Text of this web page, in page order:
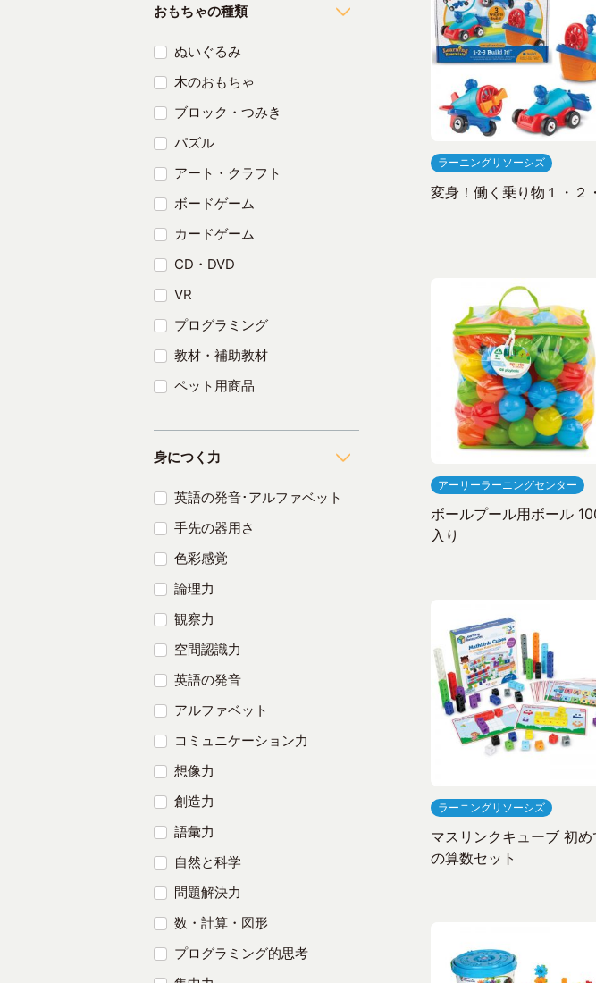
ラーニングリソーシズ
変身！働く乗り物１・２
アーリーラーニングセンター
ボールプール用ボール
入り
ラーニングリソーシズ
マスリンクキューブ 初め
の算数セット
おもちゃの種類
ぬいぐるみ
木のおもちゃ
ブロック・つみき
パズル
アート・クラフト
ボードゲーム
カードゲーム
CD・DVD
VR
プログラミング
教材・補助教材
ペット用商品
身につく力
英語の発音･アルファベット
手先の器用さ
色彩感覚
論理力
観察力
空間認識力
英語の発音
アルファベット
コミュニケーション力
想像力
創造力
語彙力
自然と科学
問題解決力
数・計算・図形
プログラミング的思考